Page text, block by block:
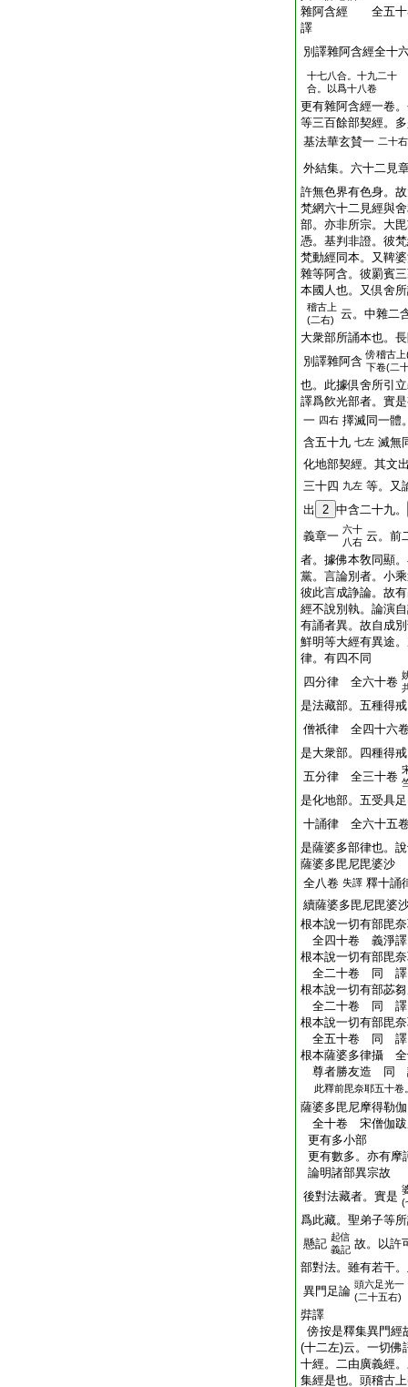
雜阿含經 全五
譯
別譯雜阿含經全
十七八合。十九二十
合。以爲十八卷
更有雜阿含經一卷
等三百餘部契經。
基法華玄賛一 二十右
外結集。六十二見
許無色界有色身。
梵網六十二見經與
部。亦非所宗。大
憑。基判非證。彼
梵動經同本。又鞞
雜等阿含。彼罽賓
本國人也。又倶舍
稽古上
(二右)
云。中雜二
大衆部所誦本也。
別譯雜阿含 傍稽古
下卷(二
也。此據倶舍所引
譯爲飮光部者。實
一 四右 擇滅同一體
含五十九 七左 滅無
化地部契經。其文
三十四 九左 等。又
出
2 中含二十九。
義章一 六十
八右 云。前
者。據佛本敎同顯
黨。言論別者。小
彼此言成諍論。故
經不說別執。論演
有誦者異。故自成
鮮明等大經有異途
律。有四不同
四分律 全六十卷
是法藏部。五種得戒
僧祇律 全四十六
是大衆部。四種得戒
五分律 全三十卷
是化地部。五受具足
十誦律 全六十五
是薩婆多部律也。
薩婆多毘尼毘婆沙
全八卷 失譯 釋十誦
續薩婆多毘尼毘婆
根本說一切有部毘
全四十卷 義淨
根本說一切有部毘
全二十卷 同
根本說一切有部苾
全二十卷 同
根本說一切有部毘
全五十卷 同
根本薩婆多律攝 全
尊者勝友造
此釋前毘奈耶五十卷
薩婆多毘尼摩得勒伽
全十卷 宋僧伽
更有多小部
更有數多。亦有摩
論明諸部異宗故
後對法藏者。實是 (
爲此藏。聖弟子等
懸記 起信
義記 故。以許
部對法。雖有若干
異門足論 頭六足光一
(二十五右)
弉譯
傍按是釋集異門經
(十二左)云。一切佛
十經。二由廣義經
集經是也。 頭稽古